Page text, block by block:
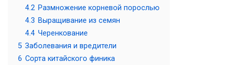
4.2 Размножение корневой порослью
4.3 Выращивание из семян
4.4 Черенкование
5 Заболевания и вредители
6 Сорта китайского финика